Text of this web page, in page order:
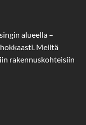
alueella –
Meiltä
rakennuskohteisiin